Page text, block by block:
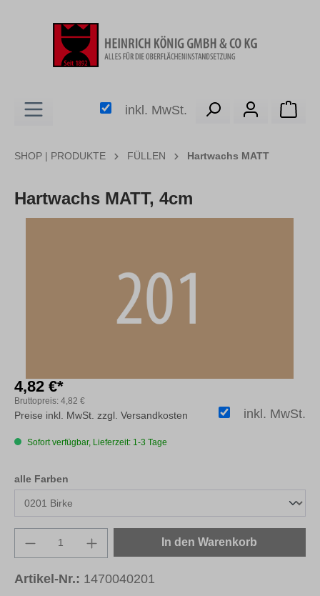
inkl. MwSt.
SHOP | PRODUKTE FÜLLEN Hartwachs MATT
Hartwachs MATT, 4cm
4,82 €*
Bruttopreis: 4,82 €
inkl. MwSt.
Preise inkl. MwSt. zzgl. Versandkosten
Sofort verfügbar, Lieferzeit: 1-3 Tage
alle Farben
Produkt Anzahl: Gib den gewünschten
In den Warenkorb
Artikel-Nr.: 1470040201